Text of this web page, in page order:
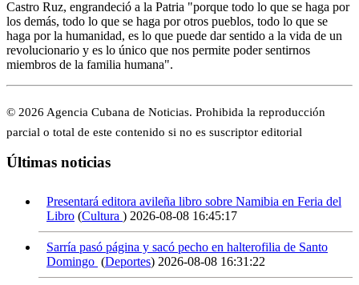
Castro Ruz, engrandeció a la Patria "porque todo lo que se haga por
los demás, todo lo que se haga por otros pueblos, todo lo que se
haga por la humanidad, es lo que puede dar sentido a la vida de un
revolucionario y es lo único que nos permite poder sentirnos
miembros de la familia humana".
© 2026 Agencia Cubana de Noticias. Prohibida la reproducción
parcial o total de este contenido si no es suscriptor editorial
Últimas noticias
Presentará editora avileña libro sobre Namibia en Feria del
Libro (Cultura ) 2026-08-08 16:45:17
Sarría pasó página y sacó pecho en halterofilia de Santo
Domingo (Deportes) 2026-08-08 16:31:22